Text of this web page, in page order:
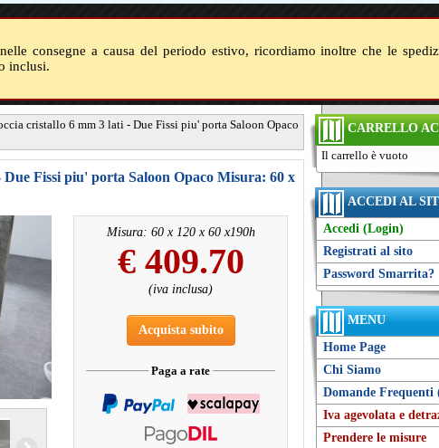
consegne a causa del periodo estivo, ricordiamo inoltre che le
inclusi.
CARRELLO
Il carrello è vuoto
ACCEDI AL
Accedi (Login)
Registrati al sito
Password Smarrita?
MENU
Home Page
Chi Siamo
Domande Frequenti
Iva agevolata e
Prendere le misure
cristallo 6 mm 3 lati - Due Fissi piu' porta Saloon Opaco
Fissi piu' porta Saloon Opaco Misura: 60 x
Misura: 60 x 120 x 60 x190h
€ 409.70
(iva inclusa)
Acquista subito
Paga a rate